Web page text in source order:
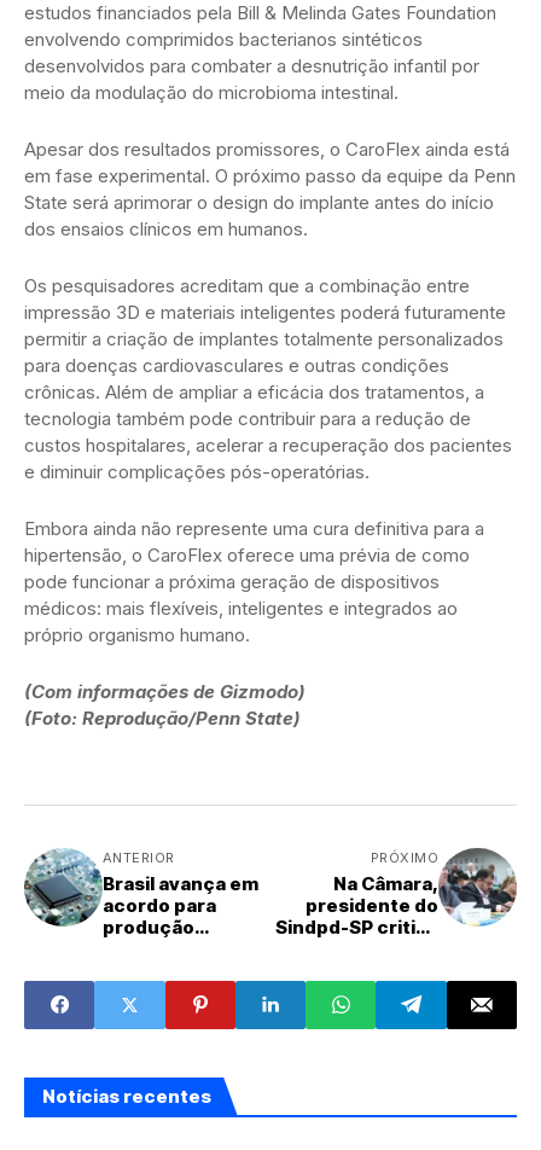
estudos financiados pela Bill & Melinda Gates Foundation
envolvendo comprimidos bacterianos sintéticos
desenvolvidos para combater a desnutrição infantil por
meio da modulação do microbioma intestinal.
Apesar dos resultados promissores, o CaroFlex ainda está
em fase experimental. O próximo passo da equipe da Penn
State será aprimorar o design do implante antes do início
dos ensaios clínicos em humanos.
Os pesquisadores acreditam que a combinação entre
impressão 3D e materiais inteligentes poderá futuramente
permitir a criação de implantes totalmente personalizados
para doenças cardiovasculares e outras condições
crônicas. Além de ampliar a eficácia dos tratamentos, a
tecnologia também pode contribuir para a redução de
custos hospitalares, acelerar a recuperação dos pacientes
e diminuir complicações pós-operatórias.
Embora ainda não represente uma cura definitiva para a
hipertensão, o CaroFlex oferece uma prévia de como
pode funcionar a próxima geração de dispositivos
médicos: mais flexíveis, inteligentes e integrados ao
próprio organismo humano.
(Com informações de Gizmodo)
(Foto: Reprodução/Penn State)
ANTERIOR
Brasil avança em
acordo para
produção
PRÓXIMO
Na Câmara,
presidente do
Sindpd-SP critica
da escala 6×1
Notícias recentes